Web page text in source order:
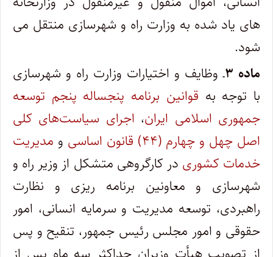
های یاد شده به وزارت راه و شهرسازی منتقل می
‌شود.
ماده ۳
ـ وظایف و اختیارات وزارت راه و شهرسازی
با توجه به قوانین برنامه پنجساله پنجم توسعه
جمهوری اسلامی ایران، اجرای سیاست‌های کلی
اصل چهل و چهارم (۴۴) قانون اساسی
و مدیریت
خدمات کشوری در کارگروهی متشکل از وزیر راه و
شهرسازی و معاونین برنامه‌ ریزی و نظارت
راهبردی، توسعه مدیریت و سرمایه انسانی، امور
حقوقی و امور مجلس رئیس‌ جمهور، تنقیح و پس